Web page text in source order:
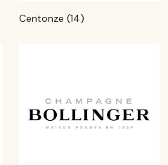
Centonze (14)